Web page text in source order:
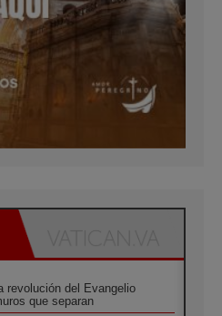
revolución del Evangelio
que separan